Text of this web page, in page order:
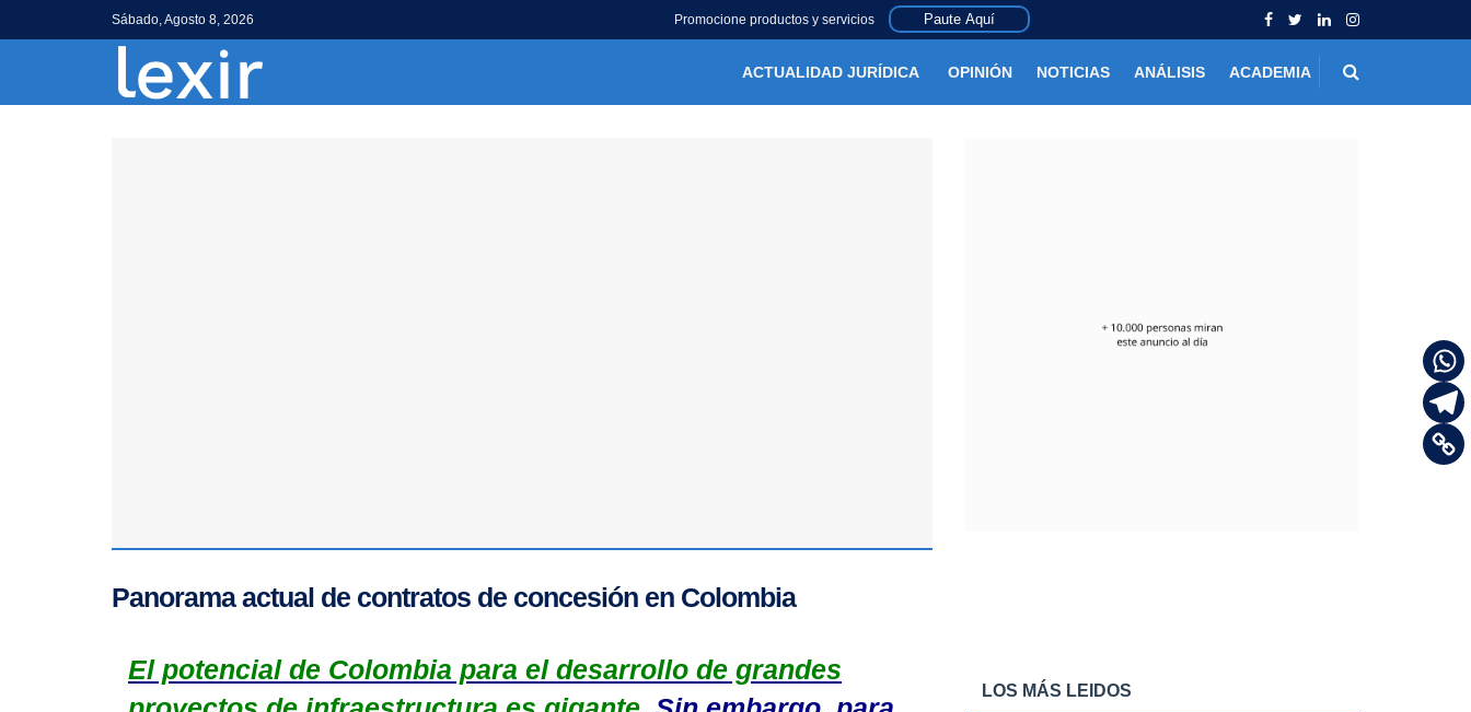
Sábado, Agosto 8, 2026 Promocione productos y servicios Paute Aquí
ACTUALIDAD JURÍDICA OPINIÓN NOTICIAS ANÁLISIS ACADEMIA
Panorama actual de contratos de concesión en Colombia
El potencial de Colombia para el desarrollo de grandes
LOS MÁS LEIDOS